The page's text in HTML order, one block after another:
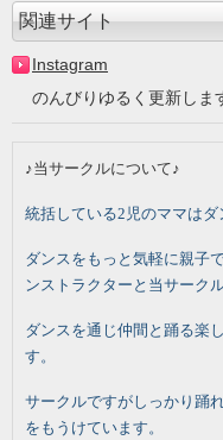
関連サイト
Instagram
のんびりゆるく更新しま
♪当サークルについて♪
統括している2 児のママはダ
ダンスをもっと気軽に親子
ンストラクターと当サーク
ダンスを通じ仲間と踊る楽
す。
サークルですがしっかり踊
をもうけています。